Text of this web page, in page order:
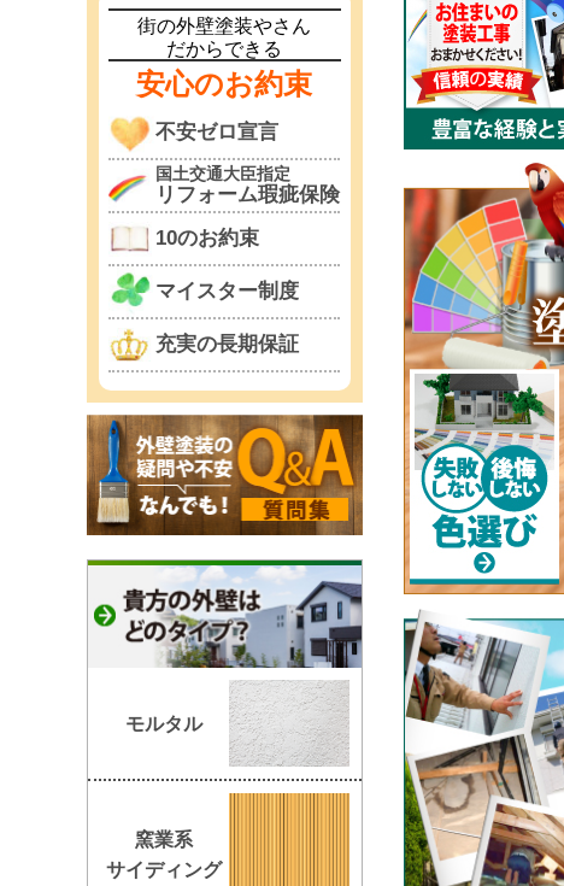
街の外壁塗装やさん
だからできる
安心のお約束
不安ゼロ宣言
国土交通大臣指定
リフォーム瑕疵保険
10のお約束
マイスター制度
充実の長期保証
モルタル
窯業系
サイディング